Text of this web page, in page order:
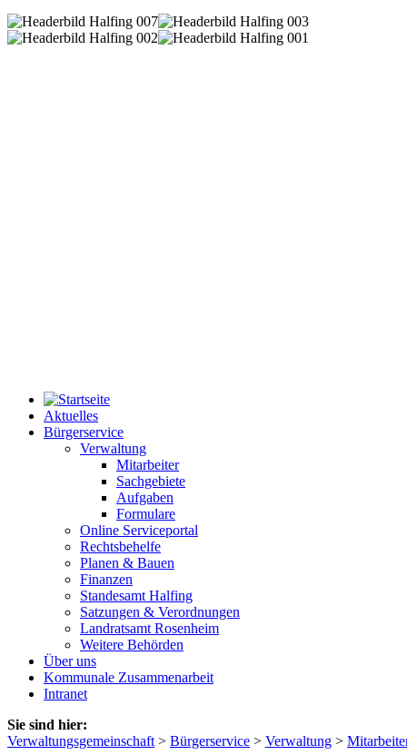
Aktuelles
Bürgerservice
Verwaltung
Mitarbeiter
Sachgebiete
Aufgaben
Formulare
Online Serviceportal
Rechtsbehelfe
Planen & Bauen
Finanzen
Standesamt Halfing
Satzungen & Verordnungen
Landratsamt Rosenheim
Weitere Behörden
Über uns
Kommunale Zusammenarbeit
Intranet
Sie sind hier:
Verwaltungsgemeinschaft > Bürgerservice > Verwaltung >